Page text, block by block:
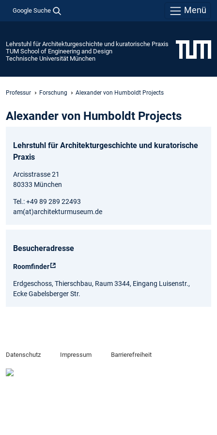
Google Suche Menü
Lehrstuhl für Architekturgeschichte und kuratorische Praxis
TUM School of Engineering and Design
Technische Universität München
Professur Forschung Alexander von Humboldt Projects
Alexander von Humboldt Projects
Lehrstuhl für Architekturgeschichte und kuratorische
Praxis
Arcisstrasse 21
80333 München
Tel.: +49 89 289 22493
am(at)architekturmuseum.de
Besucheradresse
Roomfinder
Erdgeschoss, Thierschbau, Raum 3344, Eingang Luisenstr.,
Ecke Gabelsberger Str.
Datenschutz Impressum Barrierefreiheit